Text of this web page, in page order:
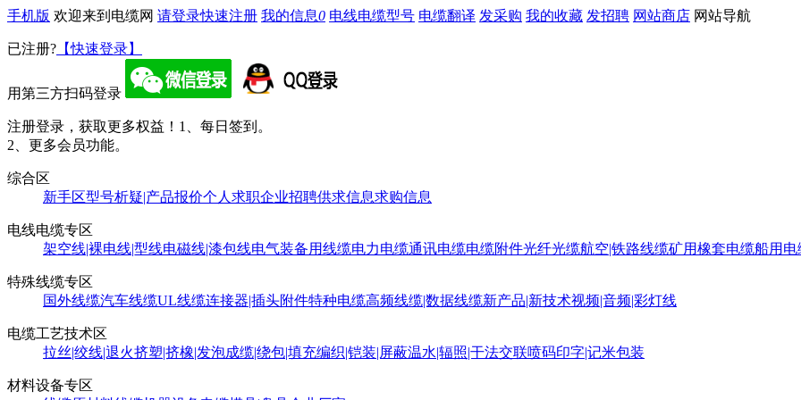
手机版 欢迎来到电缆网 请登录快速注册 我的信息0 电线电缆型号 电缆翻译 发采购 我的收藏 发招聘 网站商店 网站导航
已注册? 【快速登录】
用第三方扫码登录
注册登录，获取更多权益！ 1、每日签到。
2、更多会员功能。
综合区
新手区型号析疑|产品报价个人求职企业招聘供求信息求购信息
电线电缆专区
架空线|裸电线|型线电磁线|漆包线电气装备用线缆电力电缆通讯电缆电缆附件光纤光缆航空|铁路线缆矿用橡套电缆船用电
特殊线缆专区
国外线缆汽车线缆UL线缆连接器|插头附件特种电缆高频线缆|数据线缆新产品|新技术视频|音频|彩灯线
电缆工艺技术区
拉丝|绞线|退火挤塑|挤橡|发泡成缆|绕包|填充编织|铠装|屏蔽温水|辐照|干法交联喷码印字|记米包装
材料设备专区